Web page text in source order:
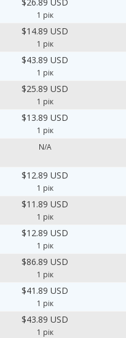
1 рік
$14.89 USD
1 рік
$43.89 USD
1 рік
$25.89 USD
1 рік
$13.89 USD
1 рік
N/A
$12.89 USD
1 рік
$11.89 USD
1 рік
$12.89 USD
1 рік
$86.89 USD
1 рік
$41.89 USD
1 рік
$43.89 USD
1 рік